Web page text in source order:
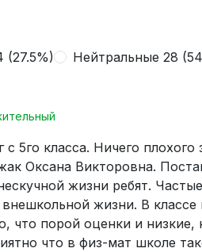
(27.5%) Нейтральные 28
5го класса. Ничего
Оксана Викторовна.
жизни ребят.
жизни. В
что порой оценки и
что в физ-мат школе